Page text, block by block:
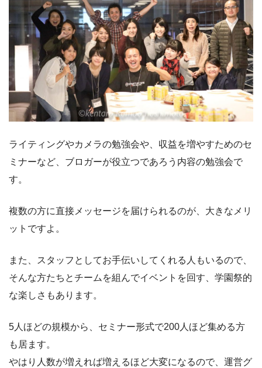
ライティングやカメラの勉強会や、収益を増やすためのセ
ミナーなど、ブロガーが役立つであろう内容の勉強会で
す。
複数の方に直接メッセージを届けられるのが、大きなメリ
ットですよ。
また、スタッフとしてお手伝いしてくれる人もいるので、
そんな方たちとチームを組んでイベントを回す、学園祭的
な楽しさもあります。
5人ほどの規模から、セミナー形式で200人ほど集める方
も居ます。
やはり人数が増えれば増えるほど大変になるので、運営グ